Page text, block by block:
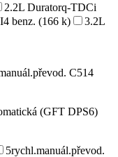
2.2L Duratorq-TDCi
benz. (166 k)
3.2L
C514
(GFT DPS6)
5rychl.manuál.převod.